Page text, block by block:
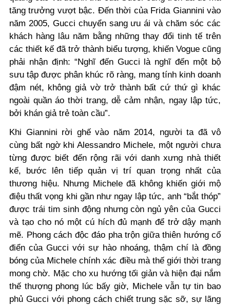
tăng trưởng vượt bậc. Đến thời của Frida Giannini vào
năm 2005, Gucci chuyển sang ưu ái và chăm sóc các
khách hàng lâu năm bằng những thay đổi tinh tế trên
các thiết kế đã trở thành biểu tượng, khiến Vogue cũng
phải nhận định: “Nghĩ đến Gucci là nghĩ đến một bộ
sưu tập được phân khúc rõ ràng, mang tính kinh doanh
đậm nét, không giả vờ trở thành bất cứ thứ gì khác
ngoài quần áo thời trang, dễ cảm nhận, ngay lập tức,
bởi khán giả trẻ toàn cầu”.
Khi Giannini rời ghế vào năm 2014, người ta đã vô
cùng bất ngờ khi Alessandro Michele, một người chưa
từng được biết đến rộng rãi với danh xưng nhà thiết
kế, bước lên tiếp quản vị trí quan trọng nhất của
thương hiệu. Nhưng Michele đã không khiến giới mộ
điệu thất vọng khi gần như ngay lập tức, anh “bắt thóp”
được trái tim sinh động nhưng còn ngủ yên của Gucci
và tạo cho nó một cú hích đủ mạnh để trở dậy mạnh
mẽ. Phong cách độc đáo pha trộn giữa thiên hướng cổ
điển của Gucci với sự hào nhoáng, thậm chí là đồng
bóng của Michele chính xác điều mà thế giới thời trang
mong chờ. Mặc cho xu hướng tối giản và hiện đại nắm
thế thượng phong lúc bấy giờ, Michele vẫn tự tin bao
phủ Gucci với phong cách chiết trung sặc sỡ, sự lãng